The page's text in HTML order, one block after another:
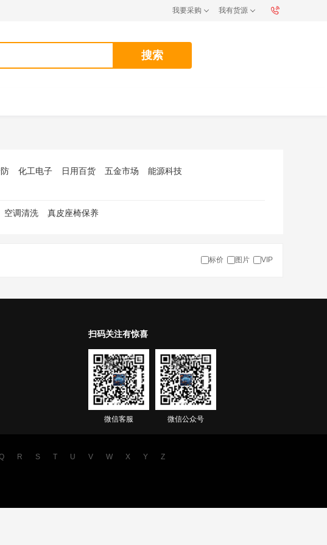
我要采购 我有货源
搜索
化工电子 日用百货 五金市场
能源科技
空调清洗 真皮座椅保养
标价 图片 VIP
扫码关注有惊喜
微信客服 微信公众号
R S T U V W X Y Z